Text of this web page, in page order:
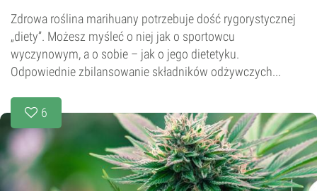
Zdrowa roślina marihuany potrzebuje dość rygorystycznej
„diety”. Możesz myśleć o niej jak o sportowcu
wyczynowym, a o sobie – jak o jego dietetyku.
Odpowiednie zbilansowanie składników odżywczych...
6